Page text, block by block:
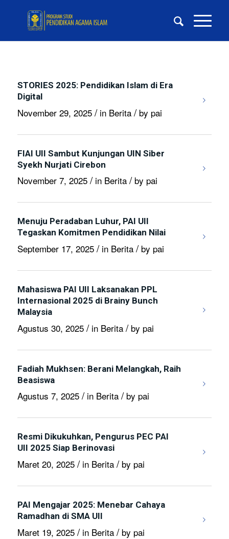
STORIES 2025: Pendidikan Islam di Era
Digital
November 29, 2025 / in Berita / by pai
FIAI UII Sambut Kunjungan UIN Siber
Syekh Nurjati Cirebon
November 7, 2025 / in Berita / by pai
Menuju Peradaban Luhur, PAI UII
Tegaskan Komitmen Pendidikan Nilai
September 17, 2025 / in Berita / by pai
Mahasiswa PAI UII Laksanakan PPL
Internasional 2025 di Brainy Bunch
Malaysia
Agustus 30, 2025 / in Berita / by pai
Fadiah Mukhsen: Berani Melangkah, Raih
Beasiswa
Agustus 7, 2025 / in Berita / by pai
Resmi Dikukuhkan, Pengurus PEC PAI
UII 2025 Siap Berinovasi
Maret 20, 2025 / in Berita / by pai
PAI Mengajar 2025: Menebar Cahaya
Ramadhan di SMA UII
Maret 19, 2025 / in Berita / by pai